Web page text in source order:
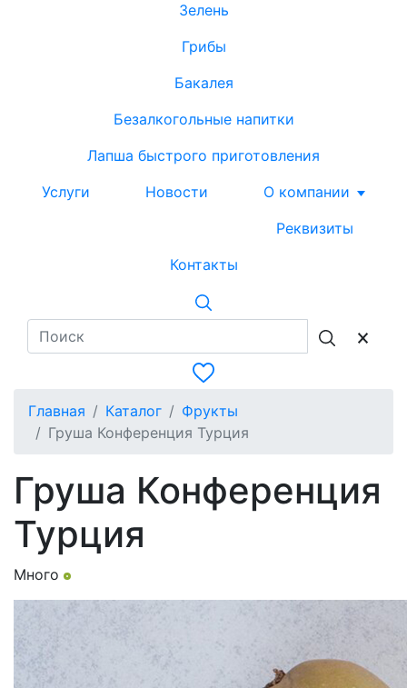
Зелень
Грибы
Бакалея
Безалкогольные напитки
Лапша быстрого приготовления
Услуги
Новости
О компании
Реквизиты
Контакты
Главная Каталог
Фрукты
Груша Конференция Турция
Груша Конференция
Турция
Много